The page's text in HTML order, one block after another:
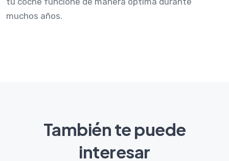
muchos años.
También te puede
interesar